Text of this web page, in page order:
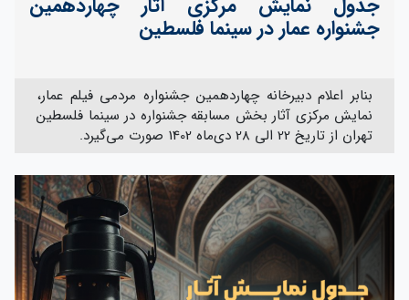
جشنواره عمار در سینما فلسطین
بنابر اعلام دبیرخانه چهاردهمین جشنواره مردمی فیلم عمار،
نمایش مرکزی آثار بخش مسابقه جشنواره در سینما فلسطین
تهران از تاریخ 22 الی 28 دی‌ماه 1402 صورت می‌گیرد.